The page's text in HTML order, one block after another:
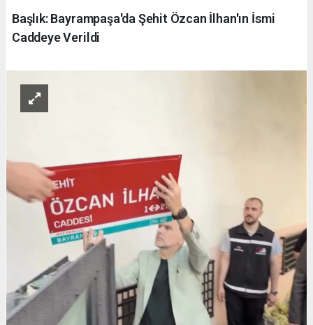
Başlık: Bayrampaşa'da Şehit Özcan İlhan'ın İsmi
Caddeye Verildi